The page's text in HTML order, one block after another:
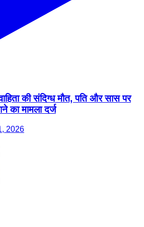
की संदिग्ध मौत, पति और सास पर
का मामला दर्ज
2026